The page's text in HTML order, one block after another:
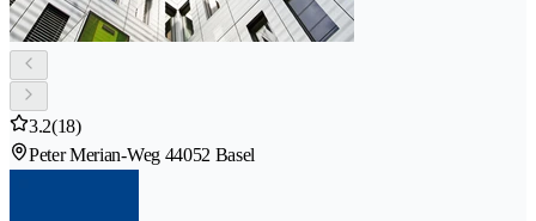
3.2(18)
Peter Merian-Weg 44052 Basel